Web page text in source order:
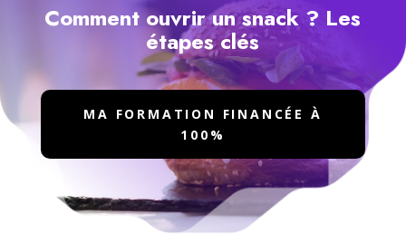
Comment ouvrir un snack ? Les
étapes clés
MA FORMATION FINANCÉE À
100%